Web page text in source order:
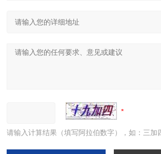
请输入计算结果（填写阿拉伯数字），如：三加